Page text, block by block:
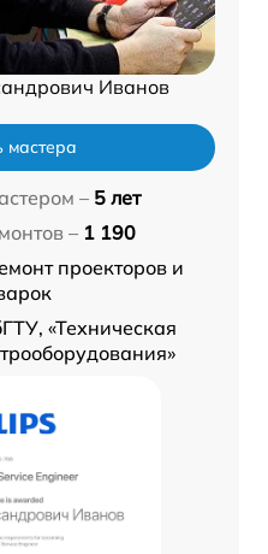
Иванов
мастера
– 5 лет
– 1 190
проекторов и
«Техническая